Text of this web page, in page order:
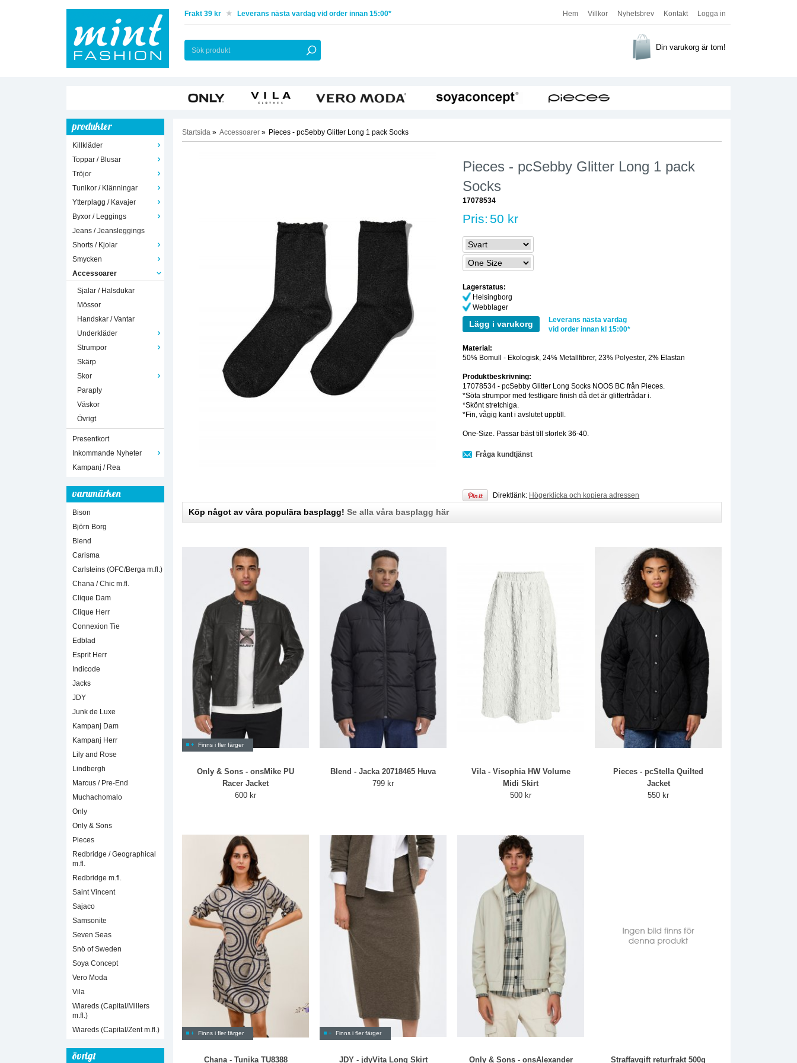
Hem Villkor Nyhetsbrev Kontakt Logga in
Frakt 39 kr Leverans nästa vardag vid order innan 15:00*
Din varukorg är tom!
produkter
Killkläder
Toppar / Blusar
Tröjor
Tunikor / Klänningar
Ytterplagg / Kavajer
Byxor / Leggings
Jeans / Jeansleggings
Shorts / Kjolar
Smycken
Accessoarer
Sjalar / Halsdukar
Mössor
Handskar / Vantar
Underkläder
Strumpor
Skärp
Skor
Paraply
Väskor
Övrigt
Presentkort
Inkommande Nyheter
Kampanj / Rea
varumärken
Bison
Björn Borg
Blend
Carisma
Carlsteins (OFC/Berga m.fl.)
Chana / Chic m.fl.
Clique Dam
Clique Herr
Connexion Tie
Edblad
Esprit Herr
Indicode
Jacks
JDY
Junk de Luxe
Kampanj Dam
Kampanj Herr
Lily and Rose
Lindbergh
Marcus / Pre-End
Muchachomalo
Only
Only & Sons
Pieces
Redbridge / Geographical
m.fl.
Redbridge m.fl.
Saint Vincent
Sajaco
Samsonite
Seven Seas
Snö of Sweden
Soya Concept
Vero Moda
Vila
Wiareds (Capital/Millers
m.fl.)
Wiareds (Capital/Zent m.fl.)
övrigt
Startsida » Accessoarer » Pieces - pcSebby Glitter Long 1 pack Socks
Pieces - pcSebby Glitter Long 1 pack
Socks
17078534
Pris: 50 kr
Lagerstatus:
Helsingborg
Webblager
Lägg i varukorg
Leverans nästa vardag
vid order innan kl 15:00*
Material:
50% Bomull - Ekologisk, 24% Metallfibrer, 23% Polyester, 2% Elastan
Produktbeskrivning:
17078534 - pcSebby Glitter Long Socks NOOS BC från Pieces.
*Söta strumpor med festligare finish då det är glittertrådar i.
*Skönt stretchiga.
*Fin, vågig kant i avslutet upptill.
One-Size. Passar bäst till storlek 36-40.
Fråga kundtjänst
Direktlänk: Högerklicka och kopiera adressen
Köp något av våra populära basplagg! Se alla våra basplagg här
Finns i fler färger
Only & Sons - onsMike PU
Racer Jacket
600 kr
Blend - Jacka 20718465 Huva
799 kr
Vila - Visophia HW Volume
Midi Skirt
500 kr
Pieces - pcStella Quilted
Jacket
550 kr
Finns i fler färger
Chana - Tunika TU8388
Finns i fler färger
JDY - jdyVita Long Skirt
Only & Sons - onsAlexander
Straffavgift returfrakt 500g